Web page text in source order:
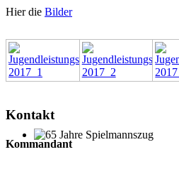
65 Jahre Spielmannszug
Hier die Bilder
Kontakt
Kommandant